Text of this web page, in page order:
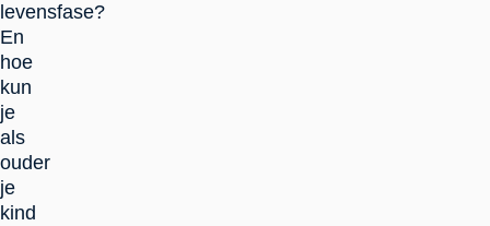
levensfase?
En
hoe
kun
je
als
ouder
je
kind